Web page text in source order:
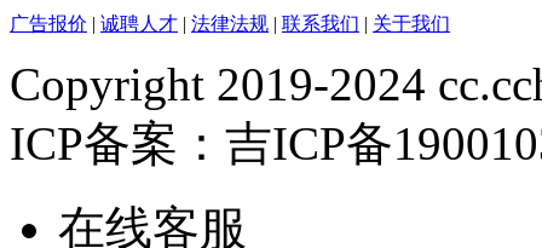
广告报价 | 诚聘人才 | 法律法规 | 联系我们 | 关于我们
Copyright 2019-2024
ICP备案：吉ICP备
在线客服